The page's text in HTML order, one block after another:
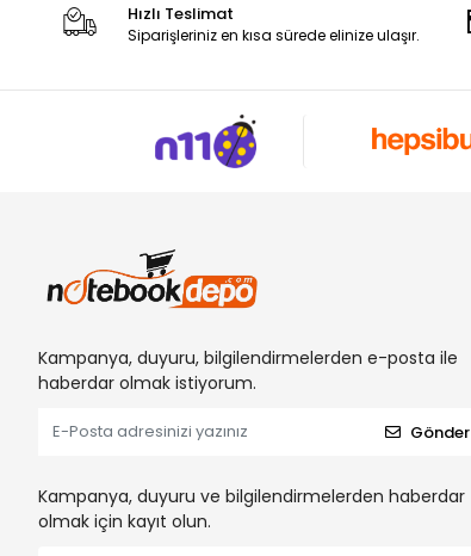
Hızlı Teslimat
Siparişleriniz en kısa sürede elinize ulaşır.
Kampanya, duyuru, bilgilendirmelerden e-posta ile
haberdar olmak istiyorum.
Gönder
Kampanya, duyuru ve bilgilendirmelerden haberdar
olmak için kayıt olun.